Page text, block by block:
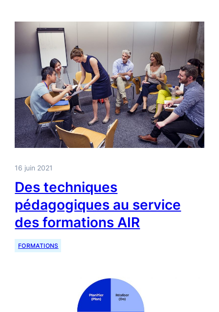
16 juin 2021
Des techniques
pédagogiques au service
des formations AIR
FORMATIONS